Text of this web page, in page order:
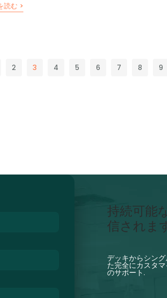
読む >
2 3 4 5 6 7 8 9
持続可能
信されま
デッキからシン
た完全にカスタ
のサポート.